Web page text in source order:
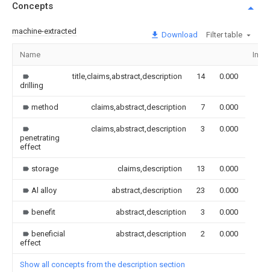
Concepts
machine-extracted Download Filter table
Name
drilling
title,claims,abstract,description 14 0.000
method claims,abstract,description 7 0.000
penetrating
effect
claims,abstract,description 3 0.000
storage claims,description 13 0.000
Al alloy abstract,description 23 0.000
benefit abstract,description 3 0.000
beneficial
effect
abstract,description 2 0.000
Show all concepts from the description section